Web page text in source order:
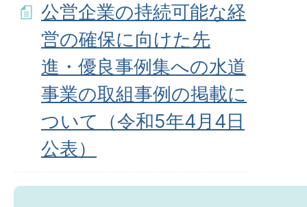
公営企業の持続可能な経
営の確保に向けた先
進・優良事例集への水道
事業の取組事例の掲載に
ついて（令和5年4月4日
公表）